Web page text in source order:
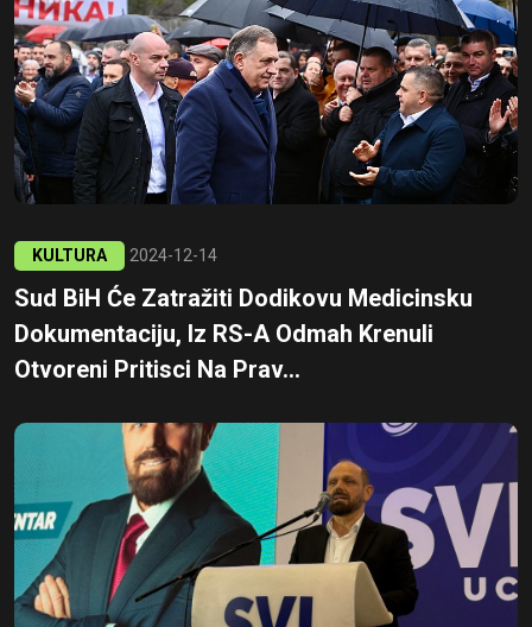
KULTURA 2024-12-14
Sud BiH Će Zatražiti Dodikovu Medicinsku
Dokumentaciju, Iz RS-A Odmah Krenuli
Otvoreni Pritisci Na Prav...